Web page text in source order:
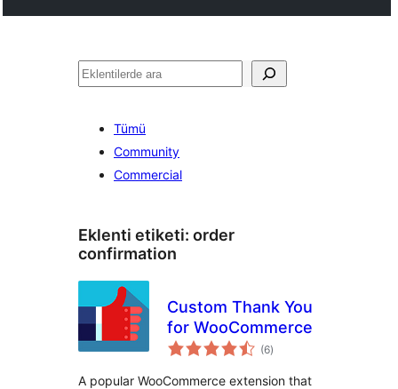
Ara
Tümü
Community
Commercial
Eklenti etiketi: order
confirmation
Custom Thank You
for WooCommerce
(6toplam
puan
)
A popular WooCommerce extension that